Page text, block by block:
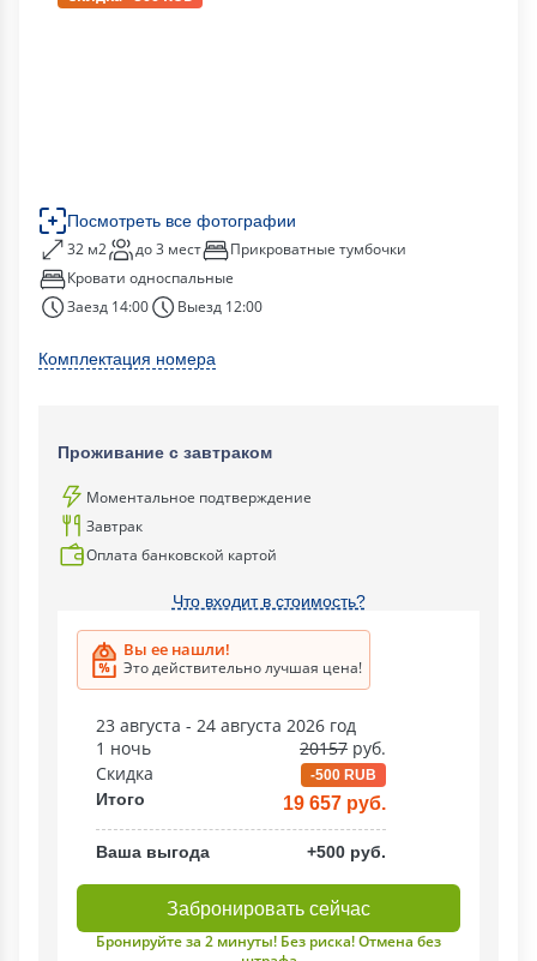
Посмотреть все фотографии
32 м2 до 3 мест
Прикроватные тумбочки
Кровати односпальные
Заезд 14:00
Выезд 12:00
Комплектация номера
Проживание с завтраком
Моментальное подтверждение
Завтрак
Оплата банковской картой
Что входит в стоимость?
Вы ее нашли!
Это действительно лучшая цена!
23 августа - 24 августа 2026 год
1 ночь
20157 руб.
Скидка
-500 RUB
Итого 19 657 руб.
Ваша выгода +500 руб.
Забронировать сейчас
Бронируйте за 2 минуты! Без риска! Отмена без